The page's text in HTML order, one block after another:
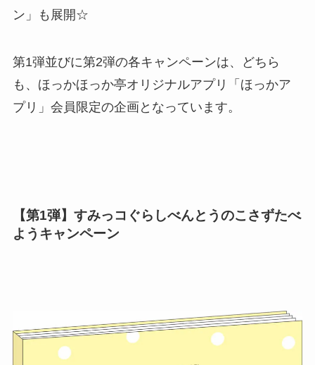
ン」も展開☆
第1弾並びに第2弾の各キャンペーンは、どちら
も、ほっかほっか亭オリジナルアプリ「ほっかア
プリ」会員限定の企画となっています。
【第1弾】すみっコぐらしべんとうのこさずたべ
ようキャンペーン